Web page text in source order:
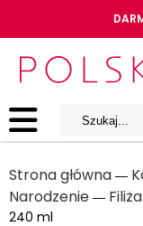
Strona główna ―
Narodzenie ―
240 ml